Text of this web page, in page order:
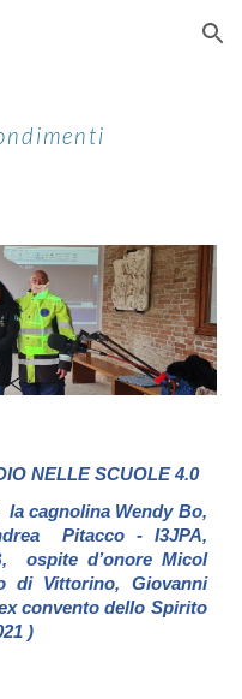
Skip to navigation
NELLE SCUOLE 4.0
cagnolina Wendy Bo,
Pitacco - I3JPA,
ospite d’onore Micol
di Vittorino, Giovanni
convento dello Spirito
)